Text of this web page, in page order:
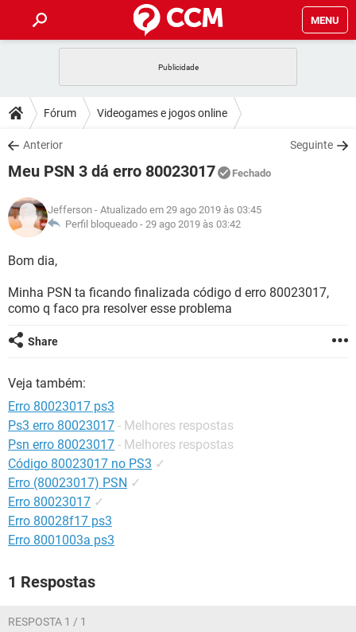
MENU
CELULAR FACEBOOK
OUTLOOK
INSTAGRAM GMAIL
GUIA DE COMPRAS
DICAS
JOGOS WHATSAPP
INSTAGRAM GMAIL
GUIA DE COMPRAS
DOWNLOADS
JOGOS WHATSAPP
CELULAR
OUTLOOK EXCEL
INSTAGRAM
JOGOS WHATSAPP
CELULAR
OUTLOOK
INSTAGRAM GMAIL
GLOSSÁRIO
JOGOS
OUTLOOK EXCEL
INSTAGRAM
Fórum Videogames e jogos online
Anterior Seguinte
Meu PSN 3 dá erro 80023017 Fechado
Jefferson - Atualizado em 29 ago 2019 às 03:45
Perfil bloqueado - 29 ago 2019 às 03:42
Bom dia,
Minha PSN ta ficando finalizada código d erro 80023017,
como q faco pra resolver esse problema
Share
Veja também:
Erro 80023017 ps3
Ps3 erro 80023017 - Melhores respostas
Psn erro 80023017 - Melhores respostas
Código 80023017 no PS3 ✓
Erro (80023017) PSN ✓
Erro 80023017 ✓
Erro 80028f17 ps3
Erro 8001003a ps3
1 Respostas
RESPOSTA 1 / 1